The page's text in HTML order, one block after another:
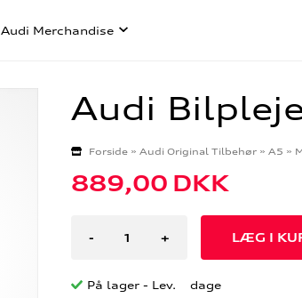
Audi Merchandise
Audi
Forside» Audi Original Tilbehør» A5 »
889,00 DKK
- +
På lager - Lev. dage